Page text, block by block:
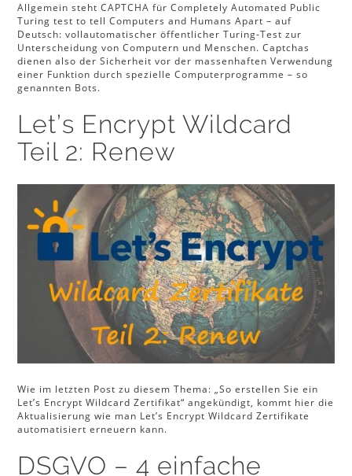
Allgemein steht CAPTCHA für Completely Automated Public
Turing test to tell Computers and Humans Apart – auf
Deutsch: vollautomatischer öffentlicher Turing-Test zur
Unterscheidung von Computern und Menschen. Captchas
dienen also der Sicherheit vor der massenhaften Verwendung
einer Funktion durch spezielle Computerprogramme – so
genannten Bots.
Let’s Encrypt Wildcard
Teil 2: Renew
Wie im letzten Post zu diesem Thema: „So erstellen Sie ein
Let’s Encrypt Wildcard Zertifikat“ angekündigt, kommt hier die
Aktualisierung wie man Let’s Encrypt Wildcard Zertifikate
automatisiert erneuern kann.
DSGVO – 4 einfache